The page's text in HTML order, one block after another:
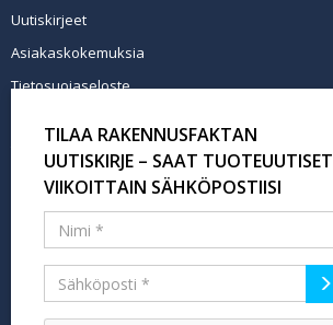
Uutiskirjeet
Asiakaskokemuksia
Tietosuojaseloste
Tilaa uutiskirje
TILAA RAKENNUSFAKTAN
UUTISKIRJE – SAAT TUOTEUUTISET
VIIKOITTAIN SÄHKÖPOSTIISI